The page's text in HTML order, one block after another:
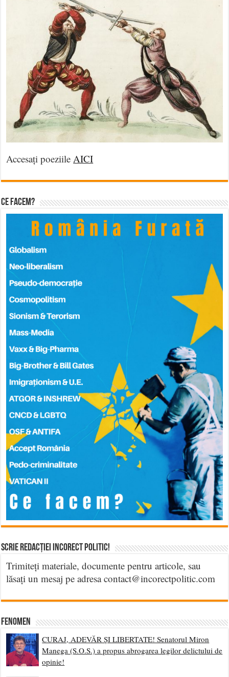
Accesați poeziile AICI
Ce facem?
Scrie Redacției Incorect Politic!
Trimiteți materiale, documente pentru articole, sau
lăsați un mesaj pe adresa contact@incorectpolitic.com
Fenomen
CURAJ, ADEVĂR ȘI LIBERTATE! Senatorul Miron
Manega (S.O.S.) a propus abrogarea legilor delictului de
opinie!